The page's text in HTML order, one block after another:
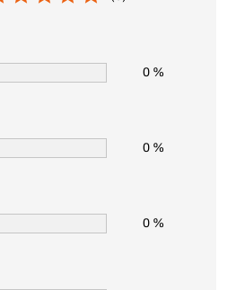
0 %
0 %
0 %